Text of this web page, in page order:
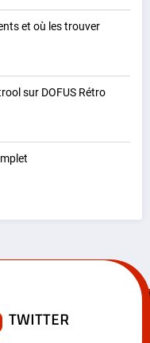
et où les trouver
sur DOFUS Rétro
TWITTER